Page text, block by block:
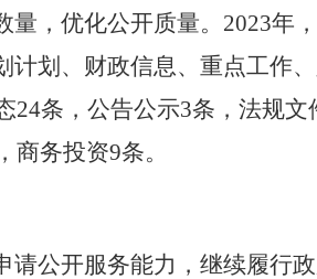
，优化公开质量。 2023年
划、财政信息、重点工作
24条，公告公示3条，法规文
商务投资9条。
公开服务能力，继续履行